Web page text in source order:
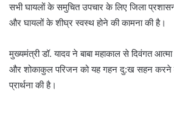
सभी घायलों के समुचित उपचार के लिए जिला
और घायलों के शीघ्र स्वस्थ होने की कामना की है।
मुख्यमंत्री डॉ. यादव ने बाबा महाकाल से दिवंगत
और शोकाकुल परिजन को यह गहन दु:ख सहन करने
प्रार्थना की है।